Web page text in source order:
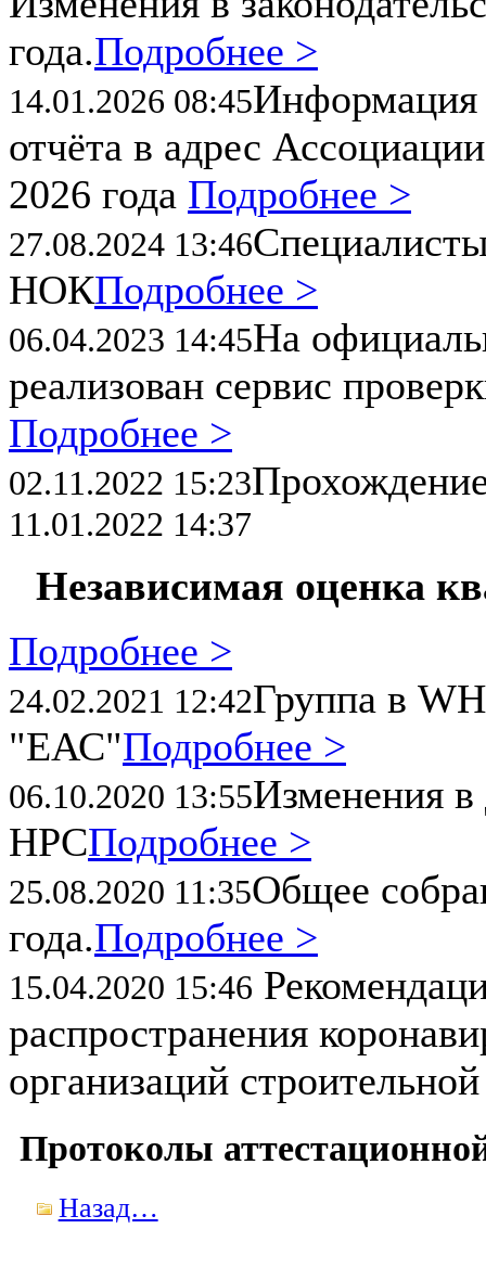
года.Подробнее >
14.01.2026 08:45Информация
отчёта в адрес
2026 года Подробнее >
27.08.2024 13:46
НОКПодробнее >
06.04.2023 14:45На
реализован сервис
Подробнее >
02.11.2022 15:23
11.01.2022 14:37
Независимая оценка
Подробнее >
24.02.2021 12:42Группа в
"ЕАС"Подробнее >
06.10.2020 13:55Изменения в
НРСПодробнее >
25.08.2020 11:35Общее
года.Подробнее >
15.04.2020 15:46
распространения
организаций
Протоколы
Назад…